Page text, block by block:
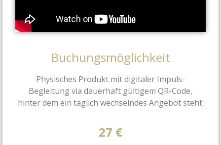
Buchungsmöglichkeit
Physisches Produkt mit digitaler Impuls-
Begleitung via dauerhaft gültigem QR-Code,
hinter dem ein täglich wechselndes Angebot steht.
27 €